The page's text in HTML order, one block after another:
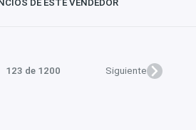
DE ESTE VENDEDOR
123 de 1200 Siguiente